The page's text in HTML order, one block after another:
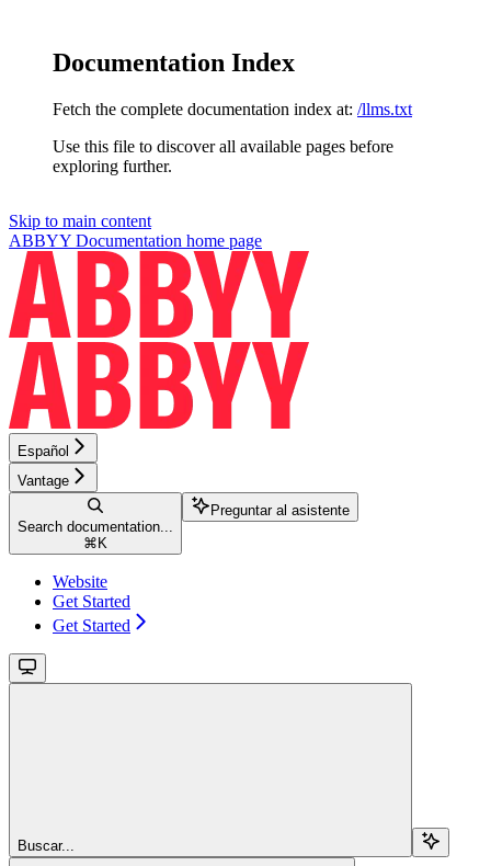
Documentation Index
Fetch the complete documentation index at: /llms.txt
Use this file to discover all available pages before
exploring further.
Skip to main content
ABBYY Documentation home page
Español
Vantage
Search documentation...
⌘ K
Preguntar al asistente
Website
Get Started
Get Started
Buscar...